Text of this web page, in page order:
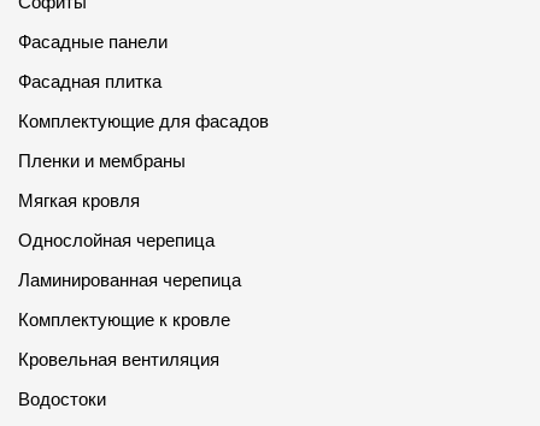
Фасадные панели
Фасадная плитка
Комплектующие для фасадов
Пленки и мембраны
Мягкая кровля
Однослойная черепица
Ламинированная черепица
Комплектующие к кровле
Кровельная вентиляция
Водостоки